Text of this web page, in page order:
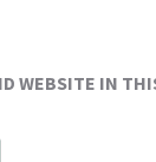
WEBSITE IN